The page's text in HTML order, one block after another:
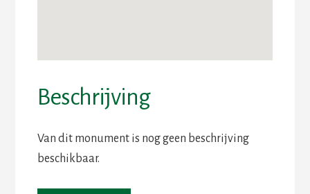
Beschrijving
Van dit monument is nog geen beschrijving
beschikbaar.